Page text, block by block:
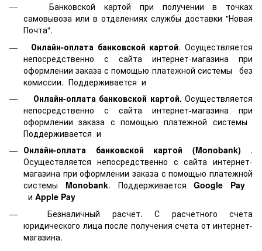
Банковской картой при получении в точках
самовывоза или в отделениях службы доставки "Новая
Почта".
Онлайн-оплата банковской картой. Осуществляется
непосредственно с сайта интернет-магазина при
оформлении заказа с помощью платежной системы
без
комиссии. Поддерживается и
Онлайн-оплата банковской картой. Осуществляется
непосредственно с сайта интернет-магазина при
оформлении заказа с помощью платежной системы
Поддерживается и
Онлайн-оплата банковской картой
(Monobank) .
Осуществляется непосредственно с сайта интернет-
магазина при оформлении заказа с помощью платежной
системы Monobank. ПоддерживаетсяGoogle Pay
и Apple Pay
Безналичный расчет. С расчетного счета
юридического лица после получения счета от интернет-
магазина.